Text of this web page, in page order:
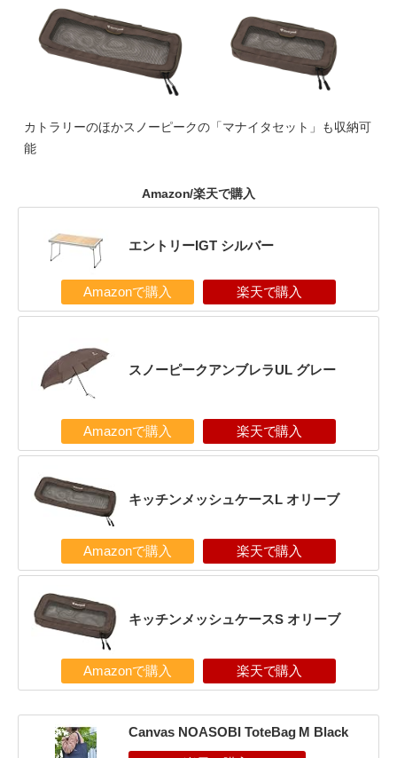
カトラリーのほかスノーピークの「マナイタセット」も収納可
能
Amazon/楽天で購入
エントリーIGT シルバー
Amazonで購入 楽天で購入
スノーピークアンブレラUL グレー
Amazonで購入 楽天で購入
キッチンメッシュケースL オリーブ
Amazonで購入 楽天で購入
キッチンメッシュケースS オリーブ
Amazonで購入 楽天で購入
Canvas NOASOBI ToteBag M Black